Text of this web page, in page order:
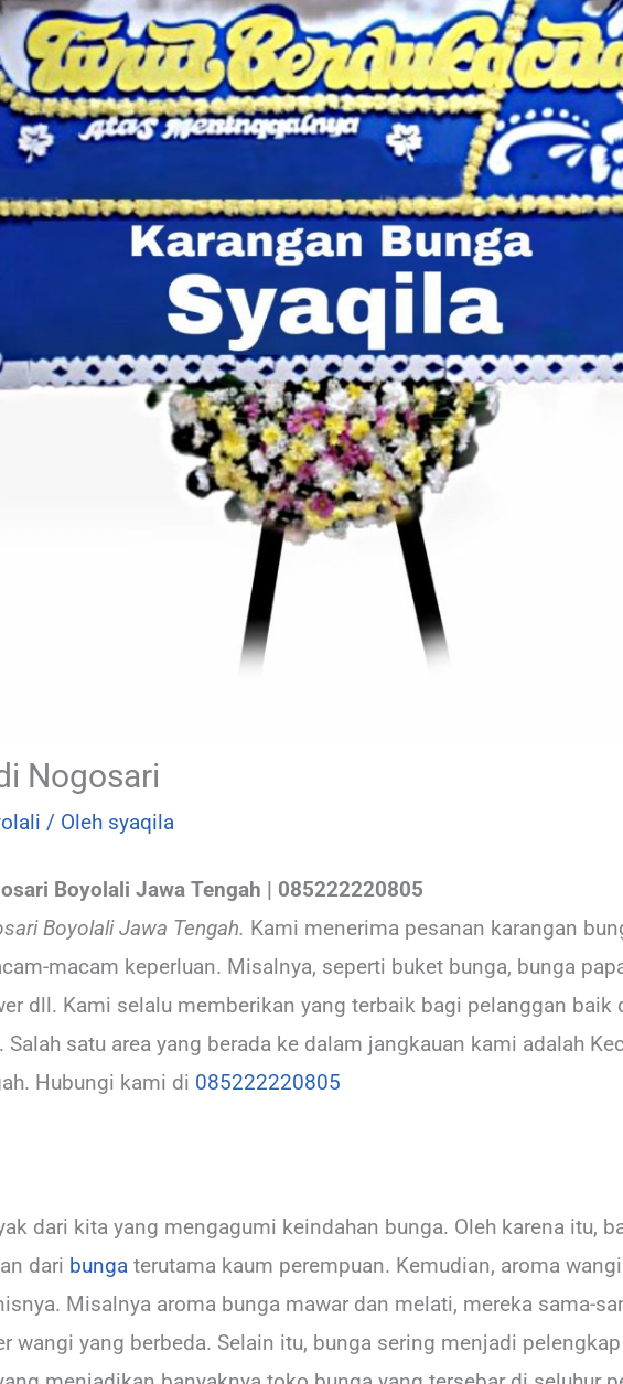
Nogosari
/ Oleh syaqila
Boyolali Jawa Tengah | 085222220805
Boyolali Jawa Tengah. Kami menerima pesanan karangan
macam keperluan. Misalnya, seperti buket bunga, bunga
dll. Kami selalu memberikan yang terbaik bagi pelanggan baik
Salah satu area yang berada ke dalam jangkauan kami adalah
Hubungi kami di 085222220805
dari kita yang mengagumi keindahan bunga. Oleh karena itu,
dari bungaterutama kaum perempuan. Kemudian, aroma
Misalnya aroma bunga mawar dan melati, mereka sama-
wangi yang berbeda. Selain itu, bunga sering menjadi